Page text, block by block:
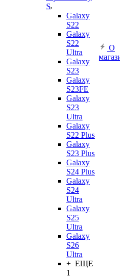
S
Galaxy
S22
Galaxy
S22
Ultra
Galaxy
S23
Galaxy
S23FE
Galaxy
S23
Ultra
Galaxy
S22 Plus
Galaxy
S23 Plus
Galaxy
S24 Plus
Galaxy
S24
Ultra
Galaxy
S25
Ultra
Galaxy
S26
Ultra
+ ЕЩЕ
1
О